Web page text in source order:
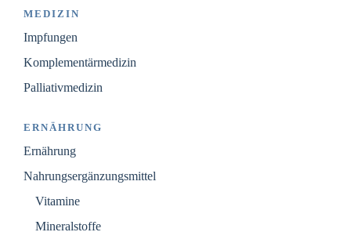
MEDIZIN
Impfungen
Komplementärmedizin
Palliativmedizin
ERNÄHRUNG
Ernährung
Nahrungsergänzungsmittel
Vitamine
Mineralstoffe